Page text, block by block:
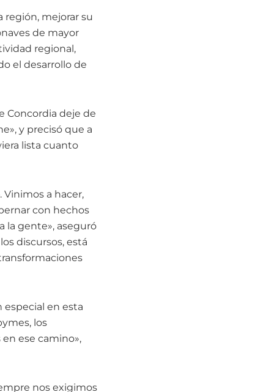
mejorar su
de mayor
regional,
el desarrollo de
Concordia deje de
y precisó que a
lista cuanto
a hacer,
con hechos
la gente», aseguró
discursos, está
especial en esta
los
ese camino»,
nos exigimos